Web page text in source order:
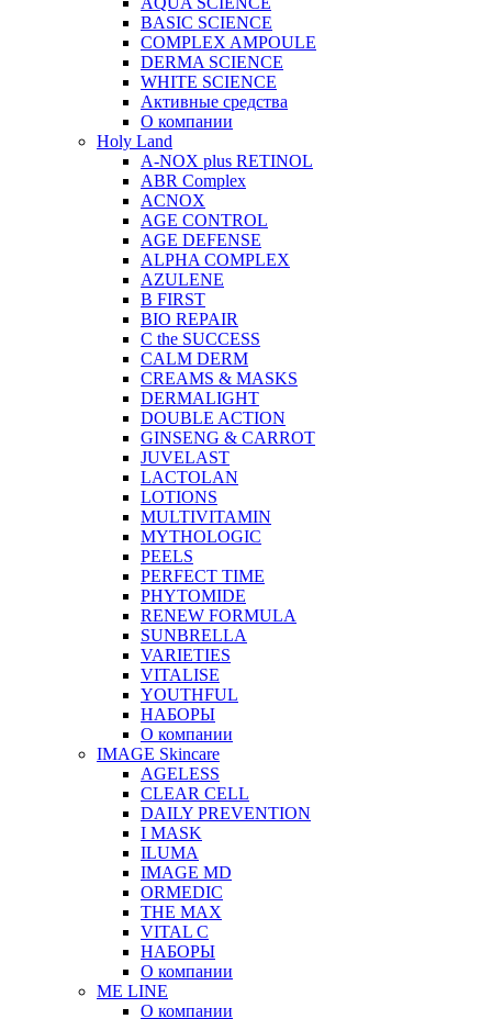
BASIC SCIENCE
COMPLEX AMPOULE
DERMA SCIENCE
WHITE SCIENCE
Активные средства
О компании
Holy Land
A-NOX plus RETINOL
ABR Complex
ACNOX
AGE CONTROL
AGE DEFENSE
ALPHA COMPLEX
AZULENE
B FIRST
BIO REPAIR
C the SUCCESS
CALM DERM
CREAMS & MASKS
DERMALIGHT
DOUBLE ACTION
GINSENG & CARROT
JUVELAST
LACTOLAN
LOTIONS
MULTIVITAMIN
MYTHOLOGIC
PEELS
PERFECT TIME
PHYTOMIDE
RENEW FORMULA
SUNBRELLA
VARIETIES
VITALISE
YOUTHFUL
НАБОРЫ
О компании
IMAGE Skincare
AGELESS
CLEAR CELL
DAILY PREVENTION
I MASK
ILUMA
IMAGE MD
ORMEDIC
THE MAX
VITAL C
НАБОРЫ
О компании
ME LINE
О компании